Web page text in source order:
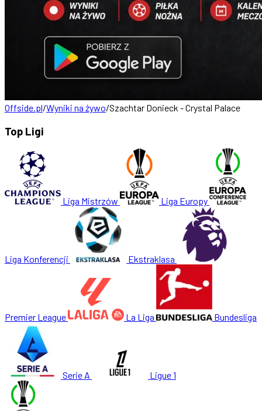
Offside.pl/Wyniki na żywo/Szachtar Donieck - Crystal Palace
Top Ligi
Liga Mistrzów Liga Europy
Liga Konferencji Ekstraklasa
Premier League La Liga Bundesliga
Serie A Ligue 1